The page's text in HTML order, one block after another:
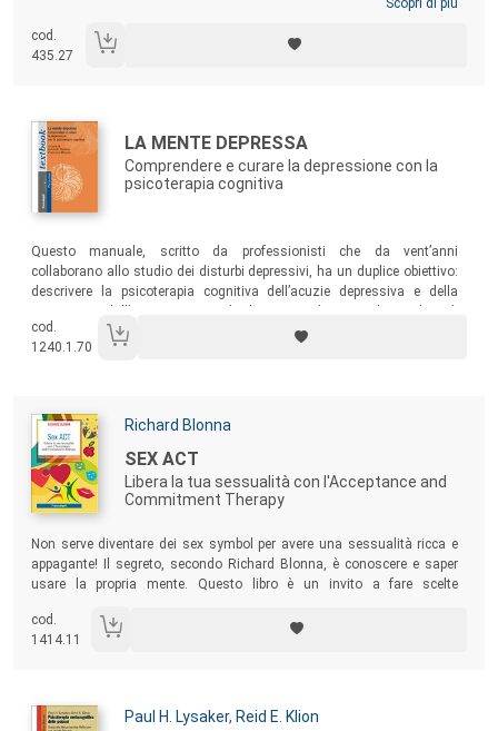
mutismo selettivo, vissute e raccontate da chi lo vive ogni giorno, e
dare a genitori, insegnanti e professionisti gli strumenti utili ed efficaci
per affrontarlo e curarlo più facilmente.
Scopri di più
cod.
435.27
Autori:
Titolo:
LA MENTE DEPRESSA
Comprendere e curare la depressione con la
psicoterapia cognitiva
Questo manuale, scritto da professionisti che da vent’anni
collaborano allo studio dei disturbi depressivi, ha un duplice obiettivo:
descrivere la psicoterapia cognitiva dell’acuzie depressiva e della
sviluppi più recenti; presentare un modello cognitivista di
comprensione del disturbo e della sua cura, basato su
cod.
1240.1.70
Autori:
Richard Blonna
Titolo:
SEX ACT
Libera la tua sessualità con l'Acceptance and
Commitment Therapy
Non serve diventare dei sex symbol per avere una sessualità ricca e
appagante! Il segreto, secondo Richard Blonna, è conoscere e saper
usare la propria mente. Questo libro è un invito a fare scelte
ciascuno di noi e il senso che vogliamo dare alla nostra vita
nell’ambito della sessualità, ma non solo.
cod.
1414.11
Autori:
Paul H. Lysaker, Reid E. Klion